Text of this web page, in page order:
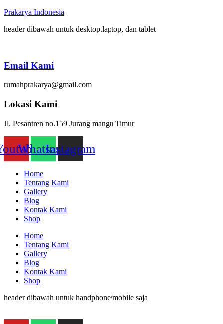
Prakarya Indonesia
header dibawah untuk desktop.laptop, dan tablet
Email Kami
rumahprakarya@gmail.com
Lokasi Kami
Jl. Pesantren no.159 Jurang mangu Timur
WhatsappInstagram
Home
Tentang Kami
Gallery
Blog
Kontak Kami
Shop
Home
Tentang Kami
Gallery
Blog
Kontak Kami
Shop
header dibawah untuk handphone/mobile saja